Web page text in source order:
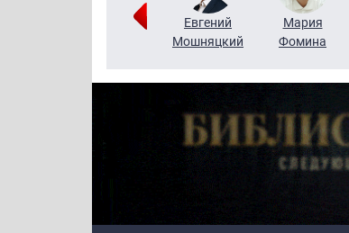
Виктор
Евгений
Мошняцкий
Мария
Фомина